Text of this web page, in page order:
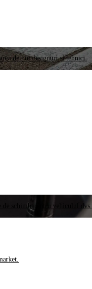
de noi designuri și tehnici.
schimb pentru vehiculul dvs.